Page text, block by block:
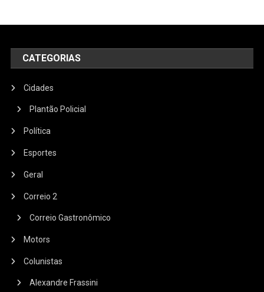
CATEGORIAS
Cidades
Plantão Policial
Política
Esportes
Geral
Correio 2
Correio Gastronômico
Motors
Colunistas
Alexandre Frassini